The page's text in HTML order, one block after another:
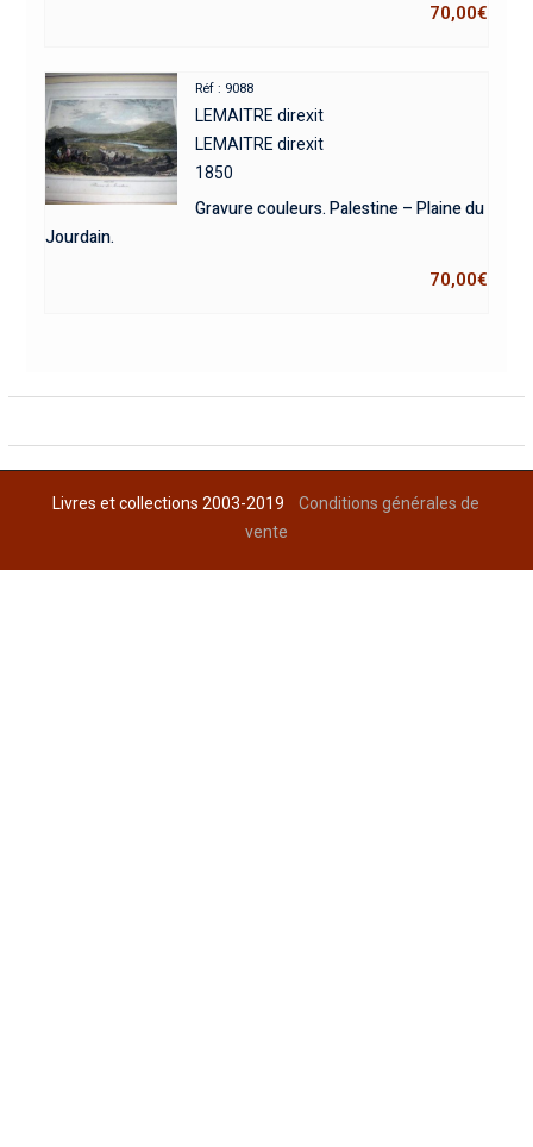
70,00€
Réf : 9088
LEMAITRE direxit
LEMAITRE direxit
1850
Gravure couleurs. Palestine – Plaine du
Jourdain.
70,00€
Livres et collections 2003-2019Conditions générales de
vente